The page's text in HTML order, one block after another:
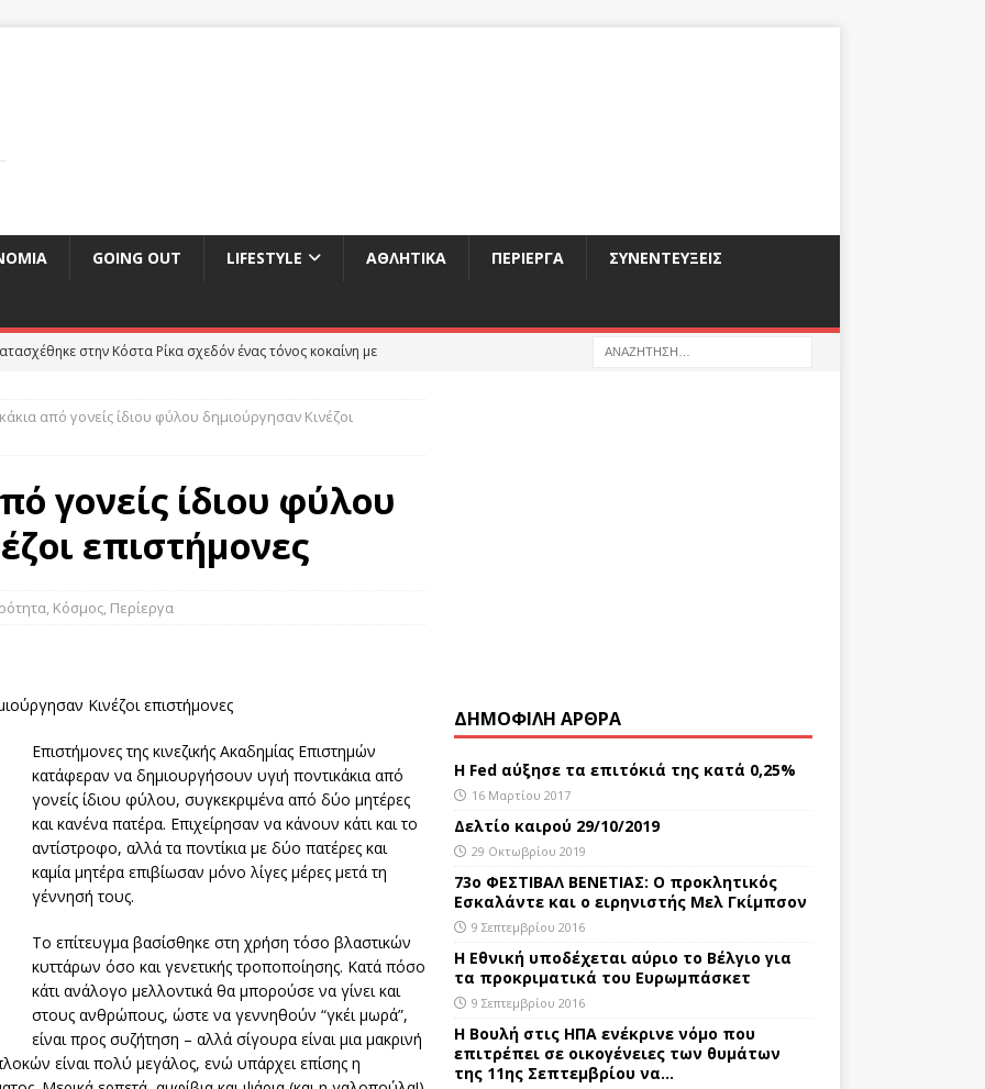
GOING OUT LIFESTYLE ΑΘΛΗΤΙΚΆ ΠΕΡΊΕΡΓΑ ΣΥΝΕΝΤΕΎΞΕΙΣ
στην Κόστα Ρίκα σχεδόν ένας τόνος κοκαίνη με
Τζόνσον στην πρόταση για εκλογές και νέα προσπάθεια για
ΓΝ Λευκωσίας 13χρονη μετά από σοβαρό τραυματισμό της
ΕΠΙΚΑΙΡΌΤΗΤΑ
από γονείς ίδιου φύλου δημιούργησαν Κινέζοι
γονείς ίδιου φύλου
επιστήμονες
, Κόσμος, Περίεργα
Κινέζοι επιστήμονες
Επιστήμονες της κινεζικής Ακαδημίας Επιστημών
κατάφεραν να δημιουργήσουν υγιή ποντικάκια από
γονείς ίδιου φύλου, συγκεκριμένα από δύο μητέρες
και κανένα πατέρα. Επιχείρησαν να κάνουν κάτι και το
αντίστροφο, αλλά τα ποντίκια με δύο πατέρες και
καμία μητέρα επιβίωσαν μόνο λίγες μέρες μετά τη
γέννησή τους.
Το επίτευγμα βασίσθηκε στη χρήση τόσο βλαστικών
κυττάρων όσο και γενετικής τροποποίησης. Κατά πόσο
κάτι ανάλογο μελλοντικά θα μπορούσε να γίνει και
στους ανθρώπους, ώστε να γεννηθούν “γκέι μωρά”,
είναι προς συζήτηση – αλλά σίγουρα είναι μια μακρινή
είναι πολύ μεγάλος, ενώ υπάρχει επίσης η
ΔΗΜΟΦΙΛΗ ΑΡΘΡΑ
Η Fed αύξησε τα επιτόκιά της κατά 0,25%
16 Μαρτίου 2017
Δελτίο καιρού 29/10/2019
29 Οκτωβρίου 2019
73ο ΦΕΣΤΙΒΑΛ ΒΕΝΕΤΙΑΣ: Ο προκλητικός
Εσκαλάντε και ο ειρηνιστής Μελ Γκίμπσον
9 Σεπτεμβρίου 2016
Η Εθνική υποδέχεται αύριο το Βέλγιο για
τα προκριματικά του Ευρωμπάσκετ
9 Σεπτεμβρίου 2016
Η Βουλή στις ΗΠΑ ενέκρινε νόμο που
επιτρέπει σε οικογένειες των θυμάτων
της 11ης Σεπτεμβρίου να…